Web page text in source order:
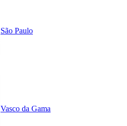
São Paulo
Vasco da Gama